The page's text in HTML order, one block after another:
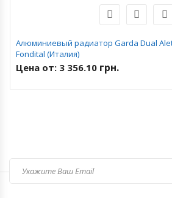
Алюминиевый радиатор Garda Dual
Fondital (Италия)
Цена от: 3 356.10 грн.